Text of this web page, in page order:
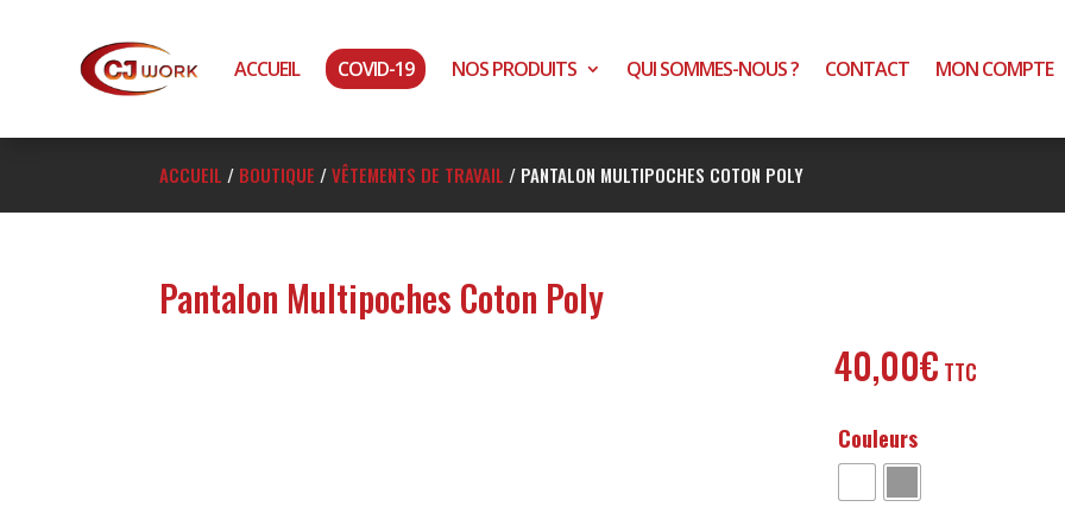
ACCUEIL COVID-19 NOS PRODUITS QUI SOMMES-NOUS ? CONTACT MON COMPTE
ACCUEIL / BOUTIQUE /VÊTEMENTS DE TRAVAIL / PANTALON MULTIPOCHES COTON POLY
Pantalon Multipoches Coton Poly
40,00€
Couleurs